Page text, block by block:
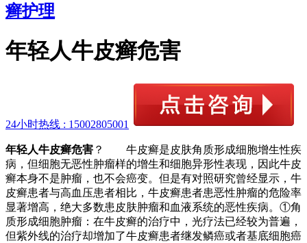
癣护理
年轻人牛皮癣危害
24小时热线 : 15002805001
年轻人牛皮癣危害 ？ 牛皮癣是皮肤角质形成细胞增生性疾
病，但细胞无恶性肿瘤样的增生和细胞异形性表现，因此牛皮
癣本身不是肿瘤，也不会癌变。但是有对照研究曾经显示，牛
皮癣患者与高血压患者相比，牛皮癣患者患恶性肿瘤的危险率
显著增高，绝大多数患皮肤肿瘤和血液系统的恶性疾病。①角
质形成细胞肿瘤：在牛皮癣的治疗中，光疗法已经较为普遍，
但紫外线的治疗却增加了牛皮癣患者继发鳞癌或者基底细胞癌